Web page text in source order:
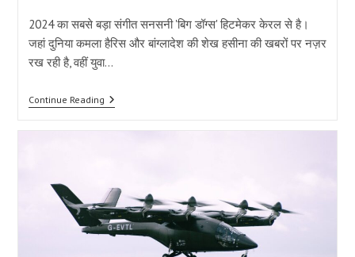
2024 का सबसे बड़ा संगीत सनसनी 'बिग डॉग्स' हिटमेकर केरल से है।
जहां दुनिया कमला हैरिस और बांग्लादेश की शेख हसीना की खबरों पर नज़र
रख रही है, वहीं युवा…
Continue Readingवैश्विक
सनसनी
पर
छाया
—
क्या
वह